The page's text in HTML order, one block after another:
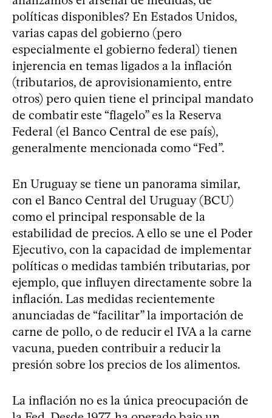
políticas disponibles? En Estados Unidos,
varias capas del gobierno (pero
especialmente el gobierno federal) tienen
injerencia en temas ligados a la inflación
(tributarios, de aprovisionamiento, entre
otros) pero quien tiene el principal mandato
de combatir este “flagelo” es la Reserva
Federal (el Banco Central de ese país),
generalmente mencionada como “Fed”.
En Uruguay se tiene un panorama similar,
con el Banco Central del Uruguay (BCU)
como el principal responsable de la
estabilidad de precios. A ello se une el Poder
Ejecutivo, con la capacidad de implementar
políticas o medidas también tributarias, por
ejemplo, que influyen directamente sobre la
inflación. Las medidas recientemente
anunciadas de “facilitar” la importación de
carne de pollo, o de reducir el IVA a la carne
vacuna, pueden contribuir a reducir la
presión sobre los precios de los alimentos.
La inflación no es la única preocupación de